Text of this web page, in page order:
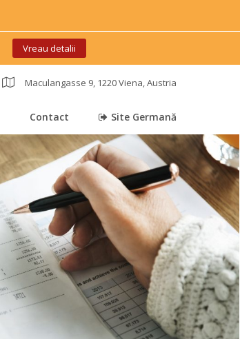
Vreau detalii
Maculangasse 9, 1220 Viena, Austria
Contact Site Germană